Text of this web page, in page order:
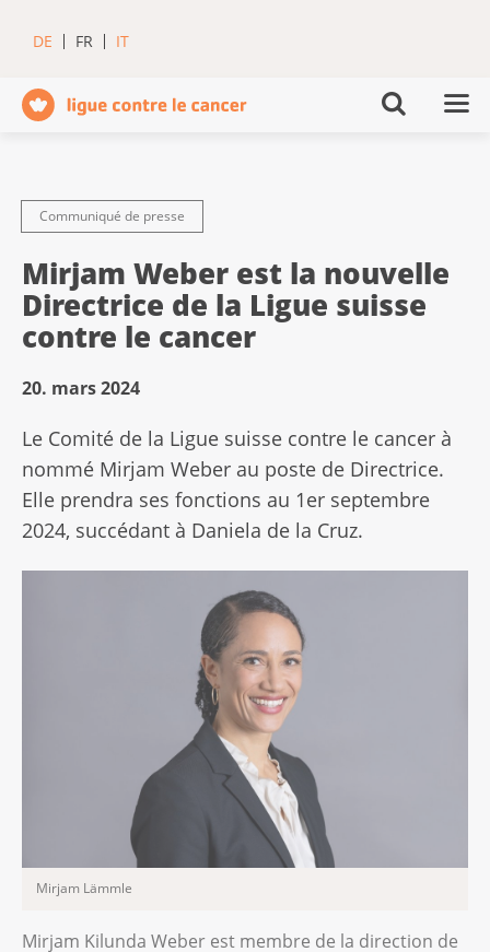
DE FR IT
Communiqué de presse
Mirjam Weber est la nouvelle
Directrice de la Ligue suisse
contre le cancer
20. mars 2024
Le Comité de la Ligue suisse contre le cancer à
nommé Mirjam Weber au poste de Directrice.
Elle prendra ses fonctions au 1er septembre
2024, succédant à Daniela de la Cruz.
Mirjam Lämmle
Mirjam Kilunda Weber est membre de la direction de